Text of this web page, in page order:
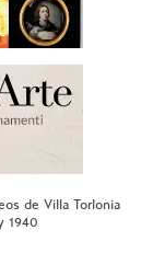
de Villa Torlonia
1940